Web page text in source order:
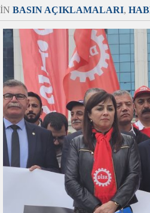
IN BASIN AÇIKLAMALARI,